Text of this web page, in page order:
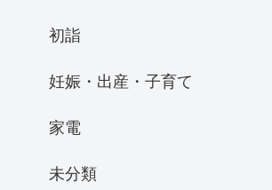
初詣
妊娠・出産・子育て
家電
未分類